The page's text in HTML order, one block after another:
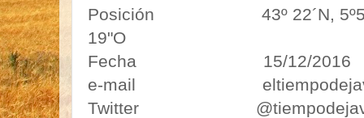
Posición 43º 22´N, 5º50´O
19"O
Fecha 15/12/2016
e-mail
Twitter